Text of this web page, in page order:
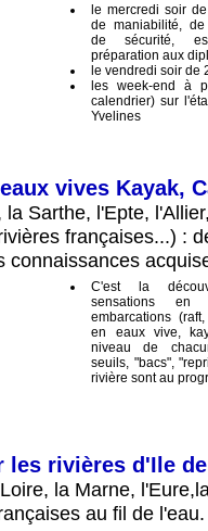
le mercredi soir
de maniabilité,
de sécurité,
préparation aux
le vendredi soir de
les week-end à
calendrier) sur
Yvelines
vives Kayak,
Sarthe, l'Epte,
françaises...) :
connaissances
C'est la
sensations en
embarcations
en eaux vive,
niveau de
seuils, "bacs",
rivière sont au
les rivières d'Ile
la Marne,
au fil de l'eau.